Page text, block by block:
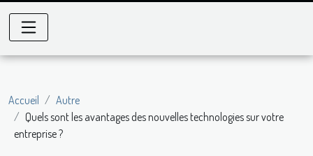
Accueil
Autre
Quels sont les avantages des nouvelles technologies sur votre
entreprise ?